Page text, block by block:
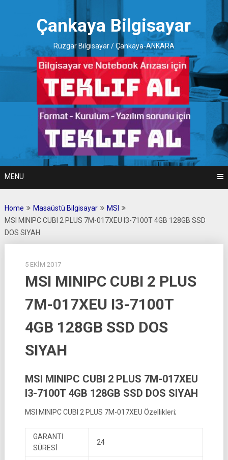
Çankaya Bilgisayar
Rüzgar Bilgisayar / Çankaya-ANKARA
MENU
Home Masaüstü Bilgisayar
MSI
MSI MINIPC CUBI 2 PLUS 7M-017XEU I3-7100T 4GB 128GB SSD
DOS SIYAH
5 EKIM 2017
MSI MINIPC CUBI 2 PLUS
7M-017XEU I3-7100T
4GB 128GB SSD DOS
SIYAH
MSI MINIPC CUBI 2 PLUS 7M-017XEU
I3-7100T 4GB 128GB SSD DOS SIYAH
MSI MINIPC CUBI 2 PLUS 7M-017XEU Özellikleri;
GARANTİ
SÜRESİ
24